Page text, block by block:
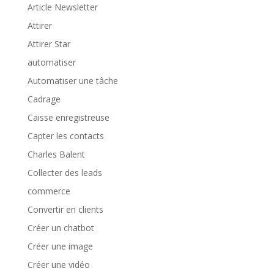
Article Newsletter
Attirer
Attirer Star
automatiser
Automatiser une tâche
Cadrage
Caisse enregistreuse
Capter les contacts
Charles Balent
Collecter des leads
commerce
Convertir en clients
Créer un chatbot
Créer une image
Créer une vidéo